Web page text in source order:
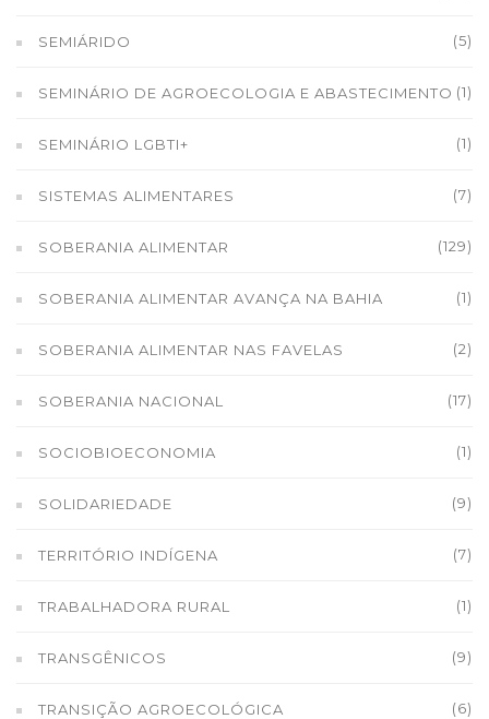
SEMIÁRIDO (5)
SEMINÁRIO DE AGROECOLOGIA E ABASTECIMENTO (1)
SEMINÁRIO LGBTI+ (1)
SISTEMAS ALIMENTARES (7)
SOBERANIA ALIMENTAR (129)
SOBERANIA ALIMENTAR AVANÇA NA BAHIA (1)
SOBERANIA ALIMENTAR NAS FAVELAS (2)
SOBERANIA NACIONAL (17)
SOCIOBIOECONOMIA (1)
SOLIDARIEDADE (9)
TERRITÓRIO INDÍGENA (7)
TRABALHADORA RURAL (1)
TRANSGÊNICOS (9)
TRANSIÇÃO AGROECOLÓGICA (6)